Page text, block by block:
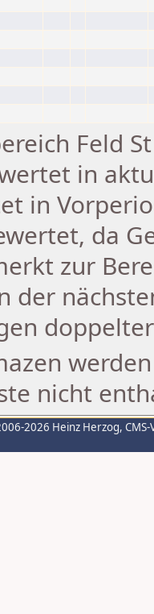
Feld
in
in
da
zur
der
nicht
2026 Heinz Herzog,